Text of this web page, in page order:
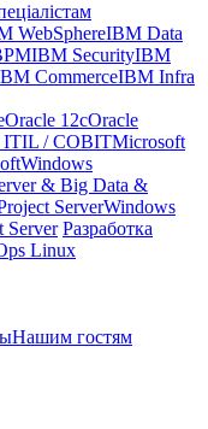
WebSphereIBM Data
IBM SecurityIBM
CommerceIBM Infra
Oracle 12cOracle
ITIL / COBITMicrosoft
Windows
& Big Data &
ServerWindows
Server Разработка
Linux
Нашим гостям